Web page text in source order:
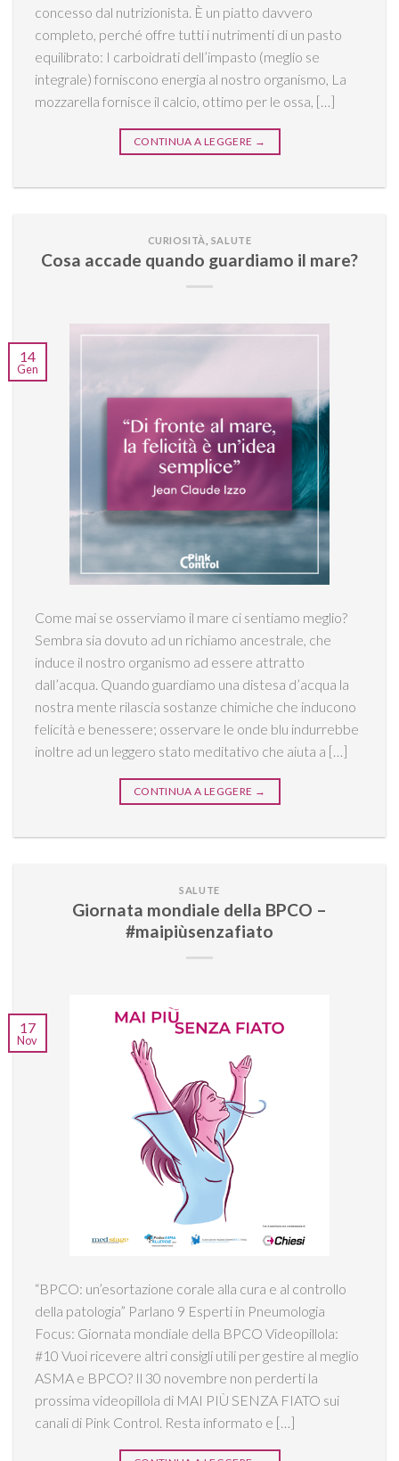
concesso dal nutrizionista. È un piatto davvero
completo, perché offre tutti i nutrimenti di un pasto
equilibrato: I carboidrati dell’impasto (meglio se
integrale) forniscono energia al nostro organismo, La
mozzarella fornisce il calcio, ottimo per le ossa, […]
CONTINUA A LEGGERE →
CURIOSITÀ SALUTE
Cosa accade quando guardiamo il mare?
14
Gen
Come mai se osserviamo il mare ci sentiamo meglio?
Sembra sia dovuto ad un richiamo ancestrale, che
induce il nostro organismo ad essere attratto
dall’acqua. Quando guardiamo una distesa d’acqua la
nostra mente rilascia sostanze chimiche che inducono
felicità e benessere; osservare le onde blu indurrebbe
inoltre ad un leggero stato meditativo che aiuta a […]
CONTINUA A LEGGERE →
SALUTE
Giornata mondiale della BPCO –
#maipiùsenzafiato
17
Nov
“BPCO: un’esortazione corale alla cura e al controllo
della patologia” Parlano 9 Esperti in Pneumologia
Focus: Giornata mondiale della BPCO Videopillola:
#10 Vuoi ricevere altri consigli utili per gestire al meglio
ASMA e BPCO? Il 30 novembre non perderti la
prossima videopillola di MAI PIÙ SENZA FIATO sui
canali di Pink Control. Resta informato e […]